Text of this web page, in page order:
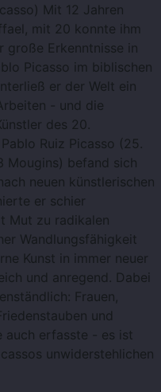
Mit 12 Jahren
mit 20 konnte ihm
große Erkenntnisse in
Picasso im biblischen
er der Welt ein
- und die
des 20.
Ruiz Picasso (25.
Mougins) befand sich
neuen künstlerischen
er schier
Mut zu radikalen
Wandlungsfähigkeit
Kunst in immer neuer
und anregend. Dabei
Frauen,
und
auch erfasste - es ist
unwiderstehlichen